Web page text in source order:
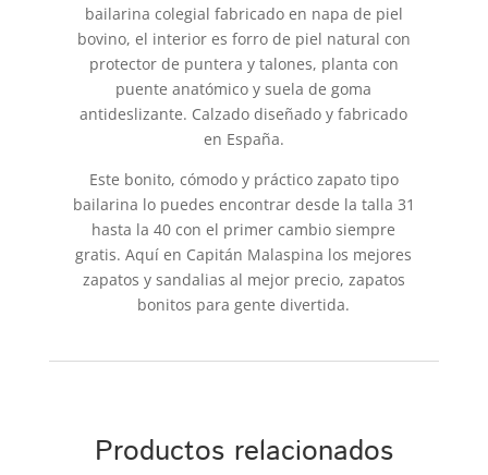
bailarina colegial fabricado en napa de piel
bovino, el interior es forro de piel natural con
protector de puntera y talones, planta con
puente anatómico y suela de goma
antideslizante. Calzado diseñado y fabricado
en España.
Este bonito, cómodo y práctico zapato tipo
bailarina lo puedes encontrar desde la talla 31
hasta la 40 con el primer cambio siempre
gratis. Aquí en Capitán Malaspina los mejores
zapatos y sandalias al mejor precio, zapatos
bonitos para gente divertida.
Productos relacionados